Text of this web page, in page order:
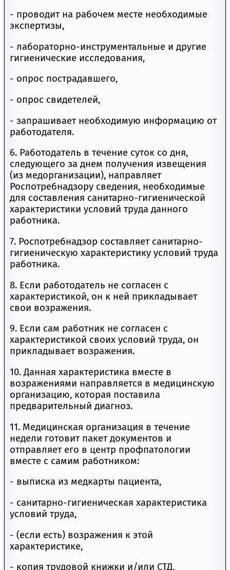
- проводит на рабочем месте необходимые
экспертизы,
- лабораторно-инструментальные и другие
гигиенические исследования,
- опрос пострадавшего,
- опрос свидетелей,
- запрашивает необходимую информацию от
работодателя.
6. Работодатель в течение суток со дня,
следующего за днем получения извещения
(из медорганизации), направляет
Роспотребнадзору сведения, необходимые
для составления санитарно-гигиенической
характеристики условий труда данного
работника.
7. Роспотребнадзор составляет санитарно-
гигиеническую характеристику условий труда
работника.
8. Если работодатель не согласен с
характеристикой, он к ней прикладывает
свои возражения.
9. Если сам работник не согласен с
характеристикой своих условий труда, он
прикладывает возражения.
10. Данная характеристика вместе в
возражениями направляется в медицинскую
организацию, которая поставила
предварительный диагноз.
11. Медицинская организация в течение
недели готовит пакет документов и
отправляет его в центр профпатологии
вместе с самим работником:
- выписка из медкарты пациента,
- санитарно-гигиеническая характеристика
условий труда,
- (если есть) возражения к этой
характеристике,
- копия трудовой книжки и/или СТД,